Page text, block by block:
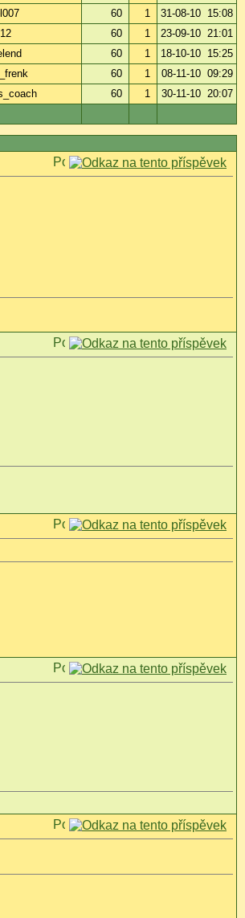
60 1
31-08-10 15:08
60 1
23-09-10 21:01
60 1
18-10-10 15:25
60 1
08-11-10 09:29
60 1 30-11-10 20:07